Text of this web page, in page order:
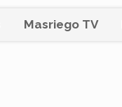
Masriego TV